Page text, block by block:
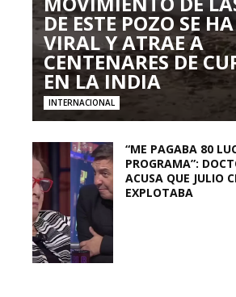
DE ESTE POZO SE
VIRAL Y ATRAE A
CENTENARES DE
EN LA INDIA
INTERNACIONAL
“ME PAGABA 80
PROGRAMA”:
ACUSA QUE JULIO
EXPLOTABA